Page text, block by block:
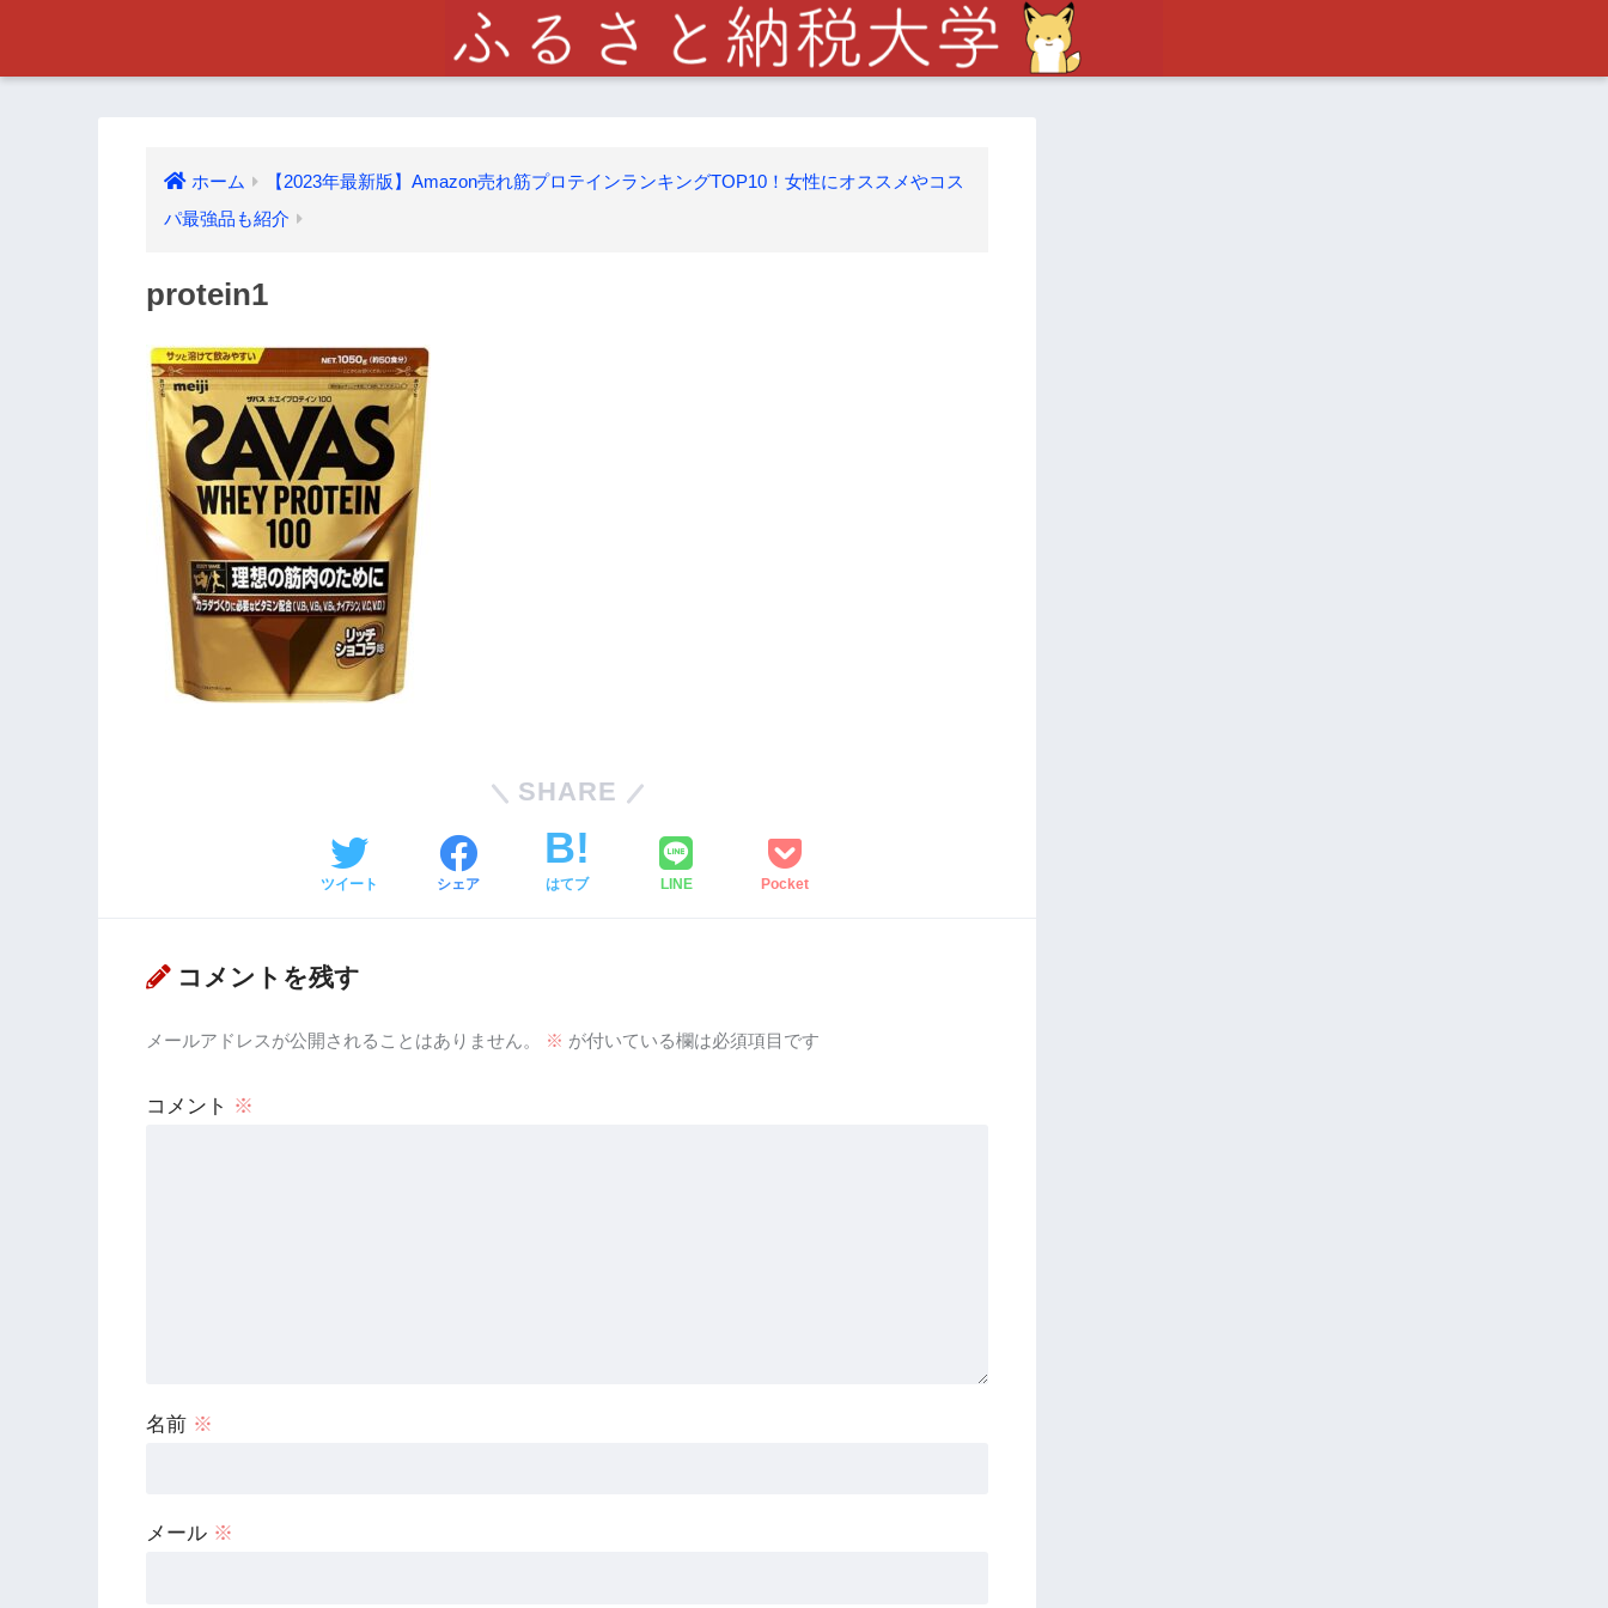
ホーム
【2023年最新版】Amazon売れ筋プロテインランキングTOP10！女性にオススメやコス
パ最強品も紹介
protein1
SHARE
ツイート シェア はてブ LINE Pocket
コメントを残す
メールアドレスが公開されることはありません。 ※ が付いている欄は必須項目です
コメント ※
名前 ※
メール ※